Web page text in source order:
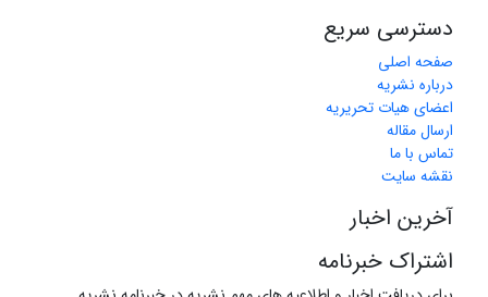
دسترسی سریع
صفحه اصلی
درباره نشریه
اعضای هیات تحریریه
ارسال مقاله
تماس با ما
نقشه سایت
آخرین اخبار
اشتراک خبرنامه